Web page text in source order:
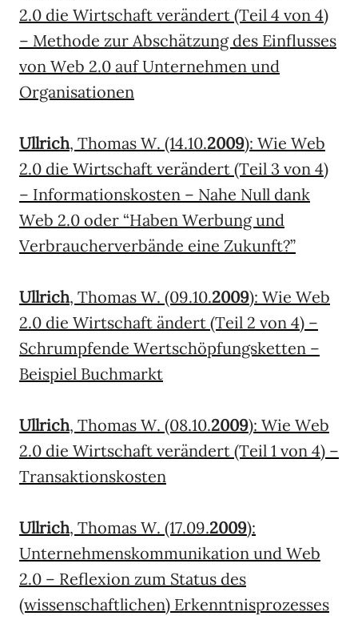
2.0 die Wirtschaft verändert (Teil 4 von 4)
– Methode zur Abschätzung des Einflusses
von Web 2.0 auf Unternehmen und
Organisationen
Ullrich, Thomas W. (14.10.2009): Wie Web
2.0 die Wirtschaft verändert (Teil 3 von 4)
– Informationskosten – Nahe Null dank
Web 2.0 oder “Haben Werbung und
Verbraucherverbände eine Zukunft?”
Ullrich, Thomas W. (09.10.2009): Wie Web
2.0 die Wirtschaft ändert (Teil 2 von 4) –
Schrumpfende Wertschöpfungsketten –
Beispiel Buchmarkt
Ullrich, Thomas W. (08.10.2009): Wie Web
2.0 die Wirtschaft verändert (Teil 1 von 4) –
Transaktionskosten
Ullrich, Thomas W. (17.09.2009):
Unternehmenskommunikation und Web
2.0 – Reflexion zum Status des
(wissenschaftlichen) Erkenntnisprozesses